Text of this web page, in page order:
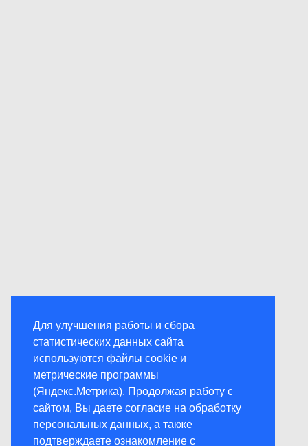
Для улучшения работы и сбора
статистических данных сайта
используются файлы cookie и
метрические программы
(Яндекс.Метрика). Продолжая работу с
сайтом, Вы даете согласие на обработку
персональных данных, а также
подтверждаете ознакомление с